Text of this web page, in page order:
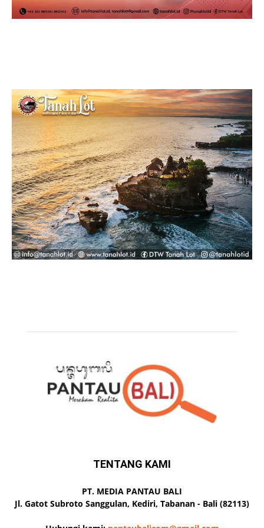
TENTANG KAMI
PT. MEDIA PANTAU BALI
Jl. Gatot Subroto Sanggulan, Kediri, Tabanan - Bali (82113)